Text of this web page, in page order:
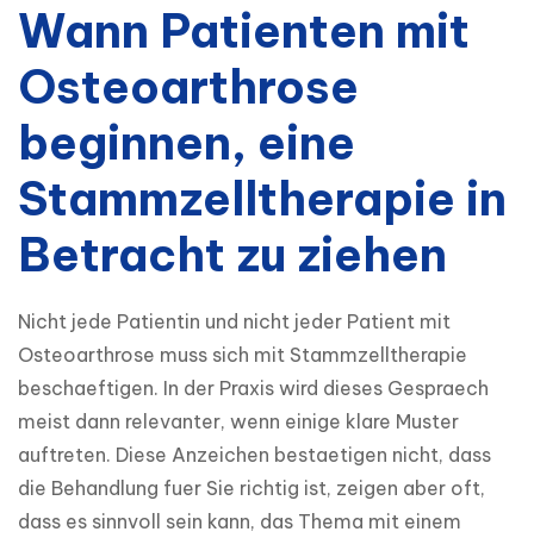
Wann Patienten mit
Osteoarthrose
beginnen, eine
Stammzelltherapie in
Betracht zu ziehen
Nicht jede Patientin und nicht jeder Patient mit
Osteoarthrose muss sich mit Stammzelltherapie
beschaeftigen. In der Praxis wird dieses Gespraech
meist dann relevanter, wenn einige klare Muster
auftreten. Diese Anzeichen bestaetigen nicht, dass
die Behandlung fuer Sie richtig ist, zeigen aber oft,
dass es sinnvoll sein kann, das Thema mit einem